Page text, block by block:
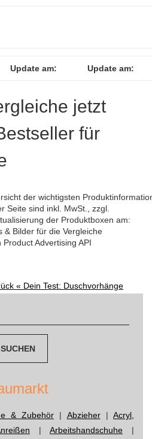
Update am: Update am:
jetzt
für
der wichtigsten
Seite sind inkl. MwSt., zzgl.
der Produktboxen am:
& Bilder für die Vergleiche
Advertising API
« Dein Test: Duschvorhänge
& Zubehör | Abzieher| Acryl,
| Arbeitshandschuhe |